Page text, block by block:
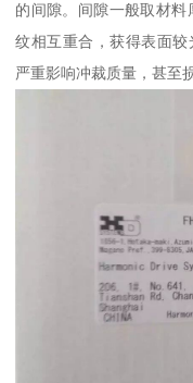
的间隙。间隙一般取材料
纹相互重合，获得表面
严重影响冲裁质量，甚至